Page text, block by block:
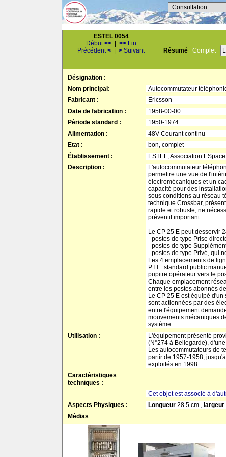
Consultation...
ESTEL 0054
Début<< >>Fin
Précédent< > Suivant Résumé Complet
Désignation :
Nom principal:
Autocommutateur
Fabricant :
Ericsson
Date de fabrication :
1958-00-00
Période standard :
1950-1974
Alimentation :
48V Courant continu
Etat :
bon, complet
Établissement :
ESTEL, Association
Description :
L'autocommutateur
permettre une vue de
électromécaniques et un
capacité pour des
sous conditions au réseau
technique Crossbar,
rapide et robuste, ne
préventif important.
Le CP 25 E peut desservir
- postes de type Prise
- postes de type
- postes de type Privé, qui
Les 4 emplacements de
PTT : standard public
pupitre opérateur vers le
Chaque emplacement
entre les postes abonnés
Le CP 25 E est équipé
sont actionnées par des
entre l'équipement
mouvements mécaniques
système.
Utilisation :
L'équipement présenté
(N°274 à Bellegarde),
Les autocommutateurs de
partir de 1957-1958,
exploités en 1998.
Caractéristiques
techniques :
Cet objet est associé à
Aspects Physiques :
Longueur 28.5 cm , largeur
Médias